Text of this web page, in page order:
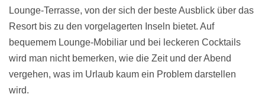
Lounge-Terrasse, von der sich der beste Ausblick über das
Resort bis zu den vorgelagerten Inseln bietet. Auf
bequemem Lounge-Mobiliar und bei leckeren Cocktails
wird man nicht bemerken, wie die Zeit und der Abend
vergehen, was im Urlaub kaum ein Problem darstellen
wird.